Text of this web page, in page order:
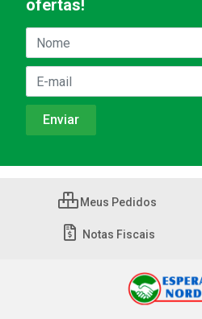
ofertas!
Meus Pedidos
Notas Fiscais